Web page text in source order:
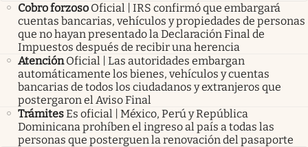
Cobro forzoso Oficial | IRS confirmó que embargará
cuentas bancarias, vehículos y propiedades de personas
que no hayan presentado la Declaración Final de
Impuestos después de recibir una herencia
Atención Oficial | Las autoridades embargan
automáticamente los bienes, vehículos y cuentas
bancarias de todos los ciudadanos y extranjeros que
postergaron el Aviso Final
TrámitesEs oficial | México, Perú y República
Dominicana prohíben el ingreso al país a todas las
personas que posterguen la renovación del pasaporte